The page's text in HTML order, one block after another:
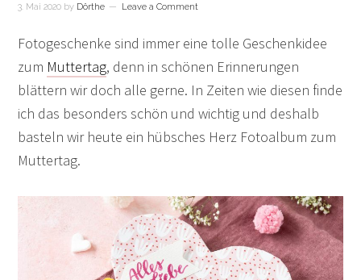
3. Mai 2020 by Dörthe Leave a Comment
Fotogeschenke sind immer eine tolle Geschenkidee
zum Muttertag, denn in schönen Erinnerungen
blättern wir doch alle gerne. In Zeiten wie diesen finde
ich das besonders schön und wichtig und deshalb
basteln wir heute ein hübsches Herz Fotoalbum zum
Muttertag.